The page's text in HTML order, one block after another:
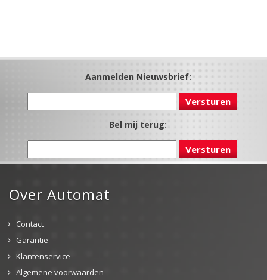
Aanmelden Nieuwsbrief:
Bel mij terug:
Over Automat
Contact
Garantie
Klantenservice
Algemene voorwaarden